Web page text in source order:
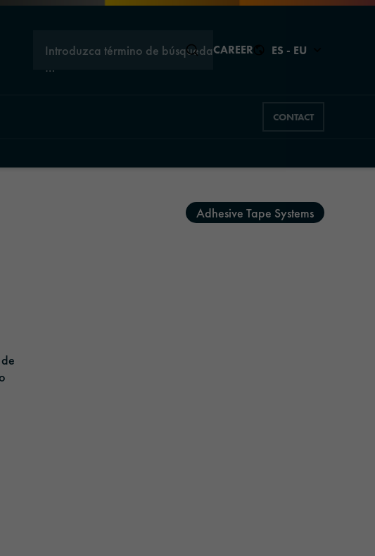
Introduzca término de búsqueda
…
CAREER ES - EU
CONTACT
Adhesive Tape Systems